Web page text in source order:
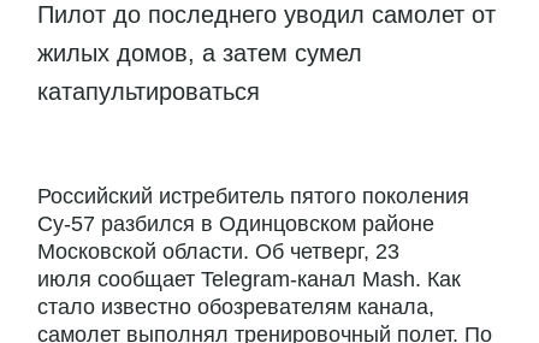
Пилот до последнего уводил самолет от
жилых домов, а затем сумел
катапультироваться
Российский истребитель пятого поколения
Су-57 разбился в Одинцовском районе
Московской области. Об четверг, 23
июля сообщает Telegram-канал Mash. Как
стало известно обозревателям канала,
самолет выполнял тренировочный полет. По